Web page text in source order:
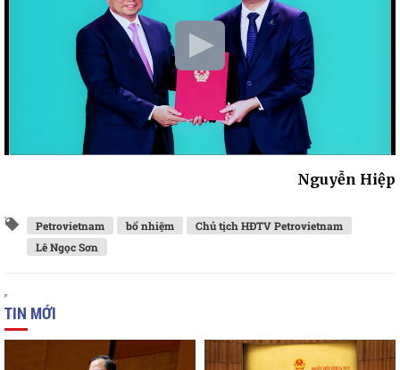
Nguyễn Hiệp
Petrovietnam bổ nhiệm
Chủ tịch HĐTV Petrovietnam
Lê Ngọc Sơn
TIN MỚI